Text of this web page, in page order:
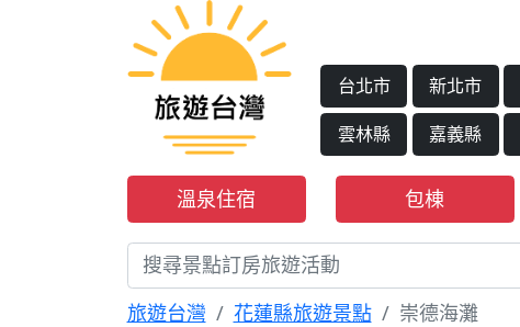
台北市 新北市
雲林縣
嘉義縣
溫泉住宿 包棟
旅遊台灣
花蓮縣旅遊景點 崇德海灘